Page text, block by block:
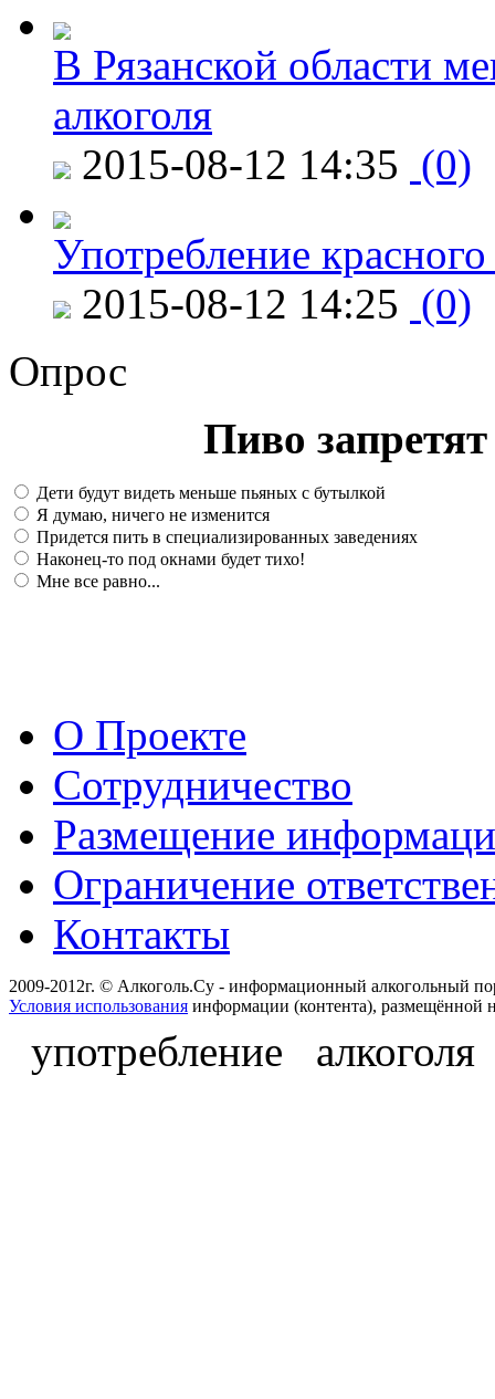
В Рязанской области
алкоголя
2015-08-12 14:35 (0)
Употребление
2015-08-12 14:25 (0)
Опрос
Пиво
Дети будут видеть меньше пьяных с бутылкой
Я думаю, ничего не изменится
Придется пить в специализированных заведениях
Наконец-то под окнами будет тихо!
Мне все равно...
О Проекте
Сотрудничество
Размещение
Ограничение
Контакты
2009-2012г. © Алкоголь.Су - информационный алкогольный
Условия использования информации (контента), размещённой
употребление